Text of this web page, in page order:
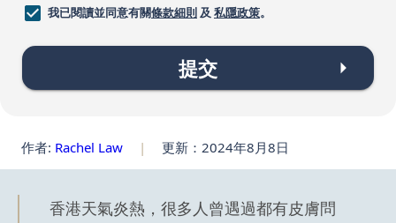
我已閱讀並同意有關條款細則及 私隱政策。
提交
作者: Rachel Law | 更新：2024年8月8日
香港天氣炎熱，很多人曾遇過都有皮膚問